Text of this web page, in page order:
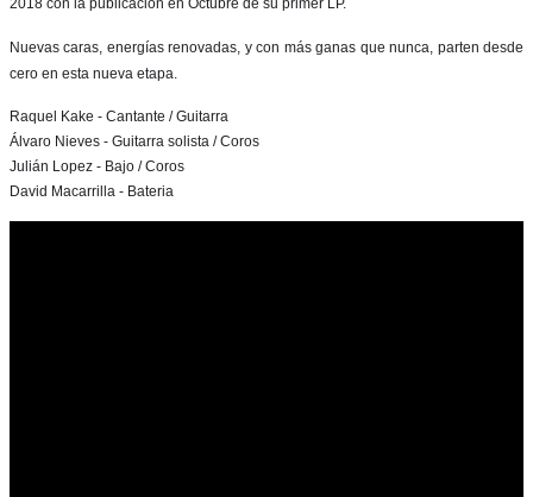
2018 con la publicación en Octubre de su primer LP.
Nuevas caras, energías renovadas, y con más ganas que nunca, parten desde
cero en esta nueva etapa.
Raquel Kake - Cantante / Guitarra
Álvaro Nieves - Guitarra solista / Coros
Julián Lopez - Bajo / Coros
David Macarrilla - Bateria